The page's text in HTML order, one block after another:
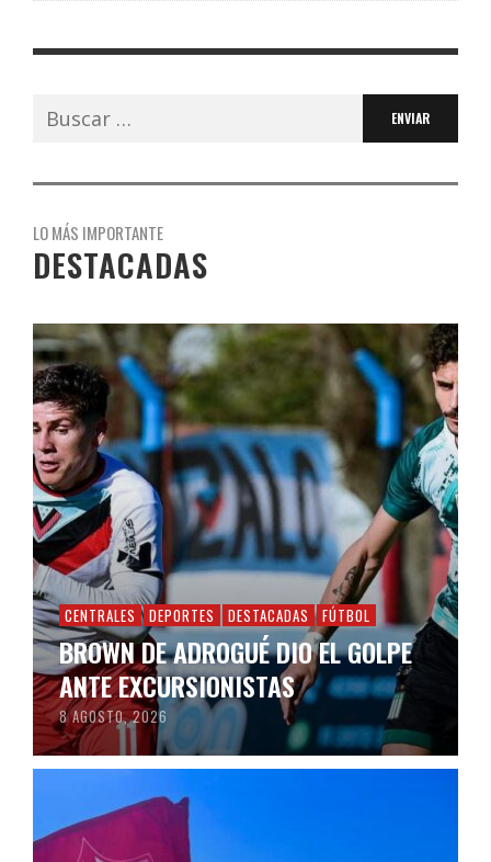
Buscar:
LO MÁS IMPORTANTE
DESTACADAS
CENTRALES DEPORTES DESTACADAS FÚTBOL
BROWN DE ADROGUÉ DIO EL GOLPE
ANTE EXCURSIONISTAS
8 AGOSTO, 2026